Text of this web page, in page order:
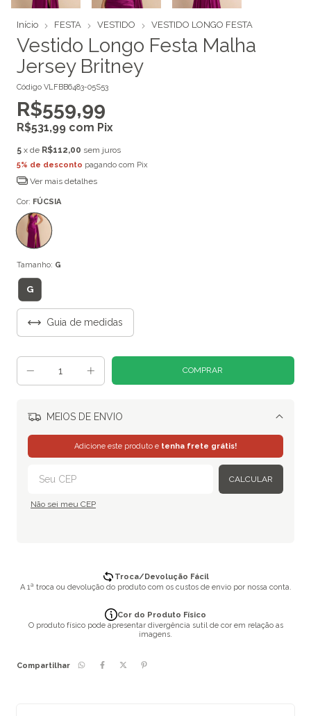
Início FESTA VESTIDO VESTIDO LONGO FESTA
Vestido Longo Festa Malha
Jersey Britney
Código VLFBB6483-05S53
R$559,99
R$531,99 com Pix
5 x de R$112,00 sem juros
5% de desconto pagando com Pix
Ver mais detalhes
Cor: FÚCSIA
Tamanho: G
G
Guia de medidas
MEIOS DE ENVIO
Adicione este produto e tenha frete grátis!
CALCULAR
Não sei meu CEP
Troca/Devolução Fácil
A 1ª troca ou devolução do produto com os custos de envio por nossa conta.
Cor do Produto Físico
O produto físico pode apresentar divergência sutil de cor em relação as
imagens.
Compartilhar